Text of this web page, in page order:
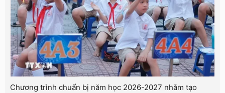
Chương trình chuẩn bị năm học 2026-2027 nhằm tạo